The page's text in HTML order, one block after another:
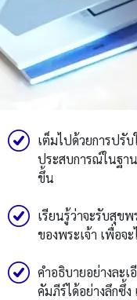
เต็มไปด้วยการป
ประสบการณ์ในฐา
ขึ้น
เรียนรู้ว่าจะรับสุข
ของพระเจ้า เพื่อจ
คำอธิบายอย่างละ
คัมภีร์ได้อย่างลึกซึ้ง